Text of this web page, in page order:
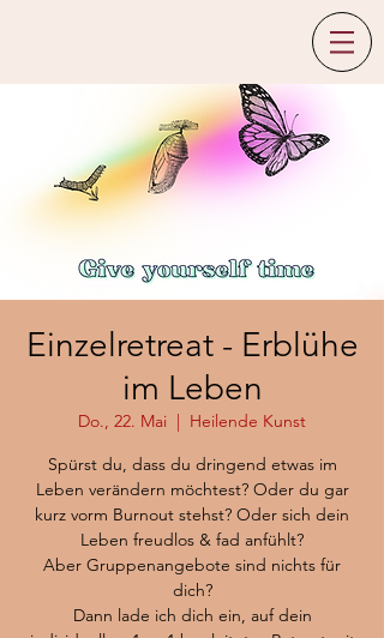
Einzelretreat - Erblühe
im Leben
Do., 22. Mai
  |
Heilende Kunst
Spürst du, dass du dringend etwas im
Leben verändern möchtest? Oder du gar
kurz vorm Burnout stehst? Oder sich dein
Leben freudlos & fad anfühlt?
Aber Gruppenangebote sind nichts für
dich?
Dann lade ich dich ein, auf dein